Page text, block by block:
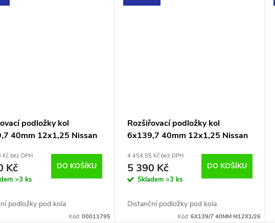
podložky kol
40mm 12x1,25 Nissan
bez DPH
Kč
>3 ks
DO KOŠÍKU
podložky pod kola
Kód: 00011795
Rozšiřovací podložky kol
6x139,7 40mm 12x1,25 Nissan
4 454,55 Kč bez DPH
5 390 Kč
Skladem >3 ks
DO KOŠÍKU
Distanční podložky pod kola
Kód: 6X139/7 40MM M12X1/26